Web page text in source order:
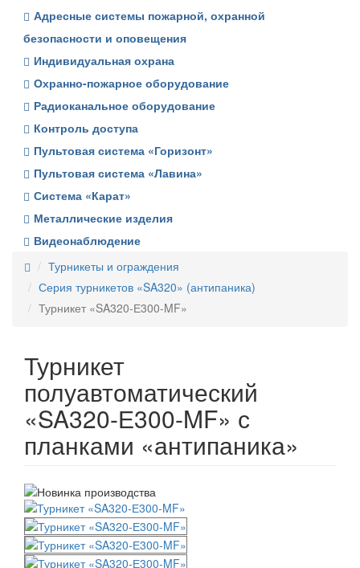
Адресные системы пожарной, охранной
безопасности и оповещения
Индивидуальная охрана
Охранно-пожарное оборудование
Радиоканальное оборудование
Контроль доступа
Пультовая система «Горизонт»
Пультовая система «Лавина»
Система «Карат»
Металлические изделия
Видеонаблюдение
Турникеты и ограждения
Серия турникетов «SA320» (антипаника)
Турникет «SA320-Е300-MF»
Турникет
полуавтоматический
«SA320-Е300-MF» с
планками «антипаника»